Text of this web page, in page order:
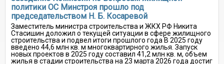
политики ОС Минстроя прошло под
председательством Н. Б. Косаревой
Заместитель министра строительства и ЖКХ РФ Никита
Стасишин доложил о текущей ситуации в сфере жилищного
строительства и подвел итоги прошлого года В 2025 году
введено 44,6 млн кв. м многоквартирного жилья. Запуск
новых проектов в 2025 году составил 41,2 млн кв. м, объем
жилья в стадии строительства на 23 марта 2026 года достиг